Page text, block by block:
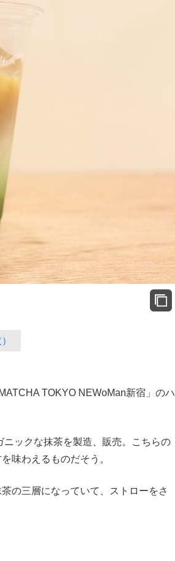
TOKYO NEWoMan新宿」のハ
ックな抹茶を製造、販売。こちらの
味わえるものだそう。
の三層になっていて、ストローをさ